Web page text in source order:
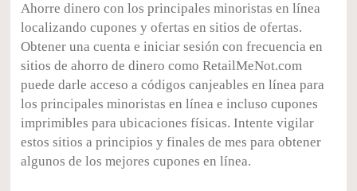
Ahorre dinero con los principales minoristas en línea
localizando cupones y ofertas en sitios de ofertas.
Obtener una cuenta e iniciar sesión con frecuencia en
sitios de ahorro de dinero como RetailMeNot.com
puede darle acceso a códigos canjeables en línea para
los principales minoristas en línea e incluso cupones
imprimibles para ubicaciones físicas. Intente vigilar
estos sitios a principios y finales de mes para obtener
algunos de los mejores cupones en línea.